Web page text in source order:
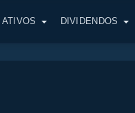
ATIVOS DIVIDENDOS